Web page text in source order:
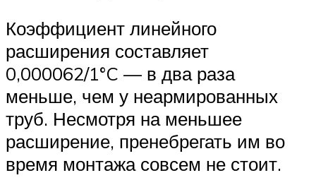
Коэффициент линейного
расширения составляет
0,000062/1°C — в два раза
меньше, чем у неармированных
труб. Несмотря на меньшее
расширение, пренебрегать им во
время монтажа совсем не стоит.